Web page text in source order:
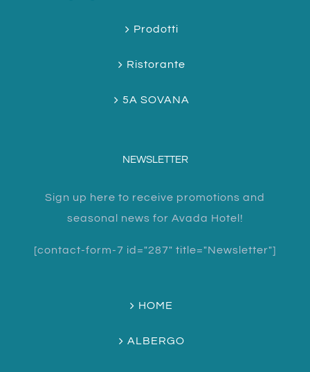
Prodotti
Ristorante
5A SOVANA
NEWSLETTER
Sign up here to receive promotions and
seasonal news for Avada Hotel!
[contact-form-7 id="287" title="Newsletter"]
HOME
ALBERGO